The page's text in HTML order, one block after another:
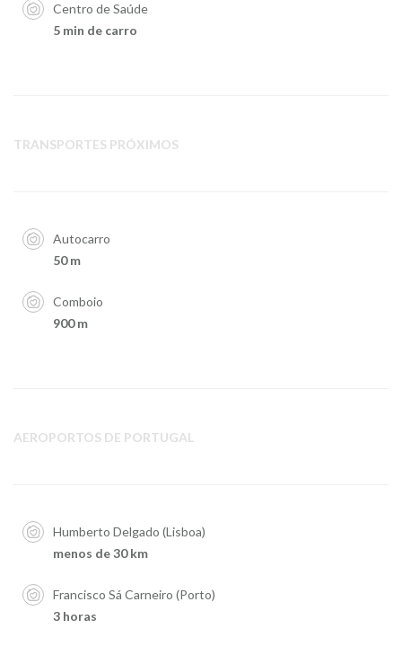
Centro de Saúde
5 min de carro
TRANSPORTES PRÓXIMOS
Autocarro
50 m
Comboio
900 m
AEROPORTOS DE PORTUGAL
Humberto Delgado (Lisboa)
menos de 30 km
Francisco Sá Carneiro (Porto)
3 horas